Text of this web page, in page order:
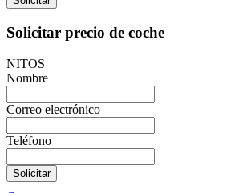
Solicitar precio de coche
NITOS
Nombre
Correo electrónico
Teléfono
Solicitar